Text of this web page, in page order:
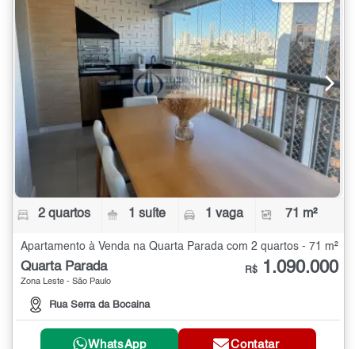
2 quartos 1 suíte 1 vaga 71 m²
Apartamento à Venda na Quarta Parada com 2 quartos - 71 m²
Quarta Parada
Zona Leste - São Paulo
Rua Serra da Bocaina
R$ 1.090.000
WhatsApp Contatar